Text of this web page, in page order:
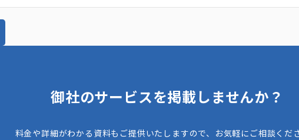
体制で、きめ細やかに顧客を支援。 広告運用代行だけでなく、**ホーム
マーケティング支援など、包括的なマーケティング支援を提供している点
しても認められています。
御社のサービスを掲載しませんか？
料金や詳細がわかる資料もご提供いたしますので、お気軽にご相談くだ